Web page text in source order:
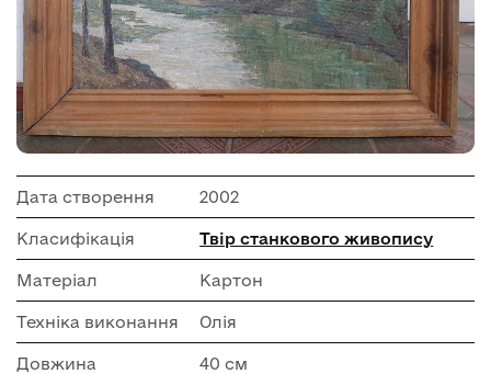
Дата створення 2002
Класифікація Твір станкового живопису
Матеріал Картон
Техніка виконання Олія
Довжина 40 см